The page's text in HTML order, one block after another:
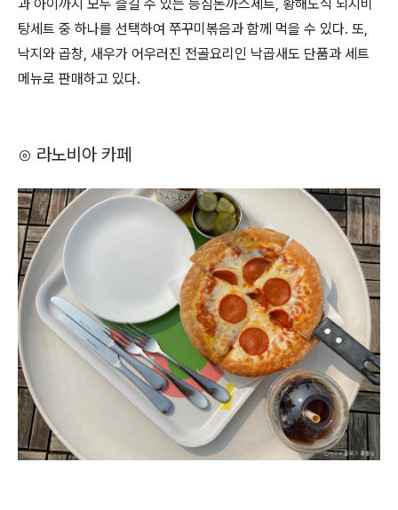
과 아이까지 모두 즐길 수 있는 등심돈까스세트, 황해도식 되지비
탕세트 중 하나를 선택하여 쭈꾸미볶음과 함께 먹을 수 있다. 또,
낙지와 곱창, 새우가 어우러진 전골요리인 낙곱새도 단품과 세트
메뉴로 판매하고 있다.
⊙ 라노비아 카페